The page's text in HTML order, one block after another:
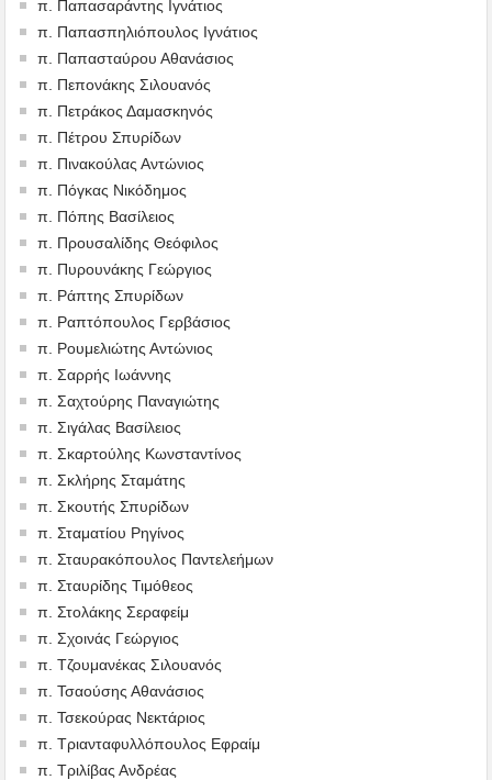
π. Παπασαράντης Ιγνάτιος
π. Παπασπηλιόπουλος Ιγνάτιος
π. Παπασταύρου Αθανάσιος
π. Πεπονάκης Σιλουανός
π. Πετράκος Δαμασκηνός
π. Πέτρου Σπυρίδων
π. Πινακούλας Αντώνιος
π. Πόγκας Νικόδημος
π. Πόπης Βασίλειος
π. Προυσαλίδης Θεόφιλος
π. Πυρουνάκης Γεώργιος
π. Ράπτης Σπυρίδων
π. Ραπτόπουλος Γερβάσιος
π. Ρουμελιώτης Αντώνιος
π. Σαρρής Ιωάννης
π. Σαχτούρης Παναγιώτης
π. Σιγάλας Βασίλειος
π. Σκαρτούλης Κωνσταντίνος
π. Σκλήρης Σταμάτης
π. Σκουτής Σπυρίδων
π. Σταματίου Ρηγίνος
π. Σταυρακόπουλος Παντελεήμων
π. Σταυρίδης Τιμόθεος
π. Στολάκης Σεραφείμ
π. Σχοινάς Γεώργιος
π. Τζουμανέκας Σιλουανός
π. Τσαούσης Αθανάσιος
π. Τσεκούρας Νεκτάριος
π. Τριανταφυλλόπουλος Εφραίμ
π. Τριλίβας Ανδρέας